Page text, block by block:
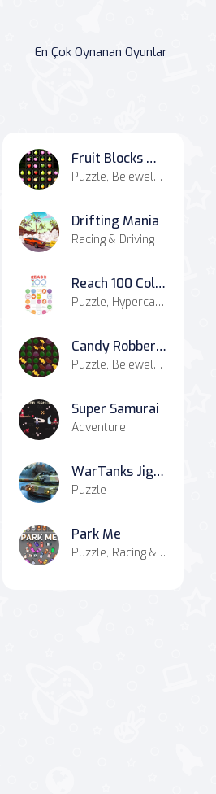
En Çok Oynanan Oyunlar
Fruit Blocks Match
Puzzle, Bejeweled, Match-3
Drifting Mania
Racing & Driving
Reach 100 Colors Game
Puzzle, Hypercasual, Casual
Candy Robber - Mach 3 Game
Puzzle, Bejeweled, Match-3
Super Samurai
Adventure
WarTanks Jigsaw
Puzzle
Park Me
Puzzle, Racing & Driving, Match-3, Simulation